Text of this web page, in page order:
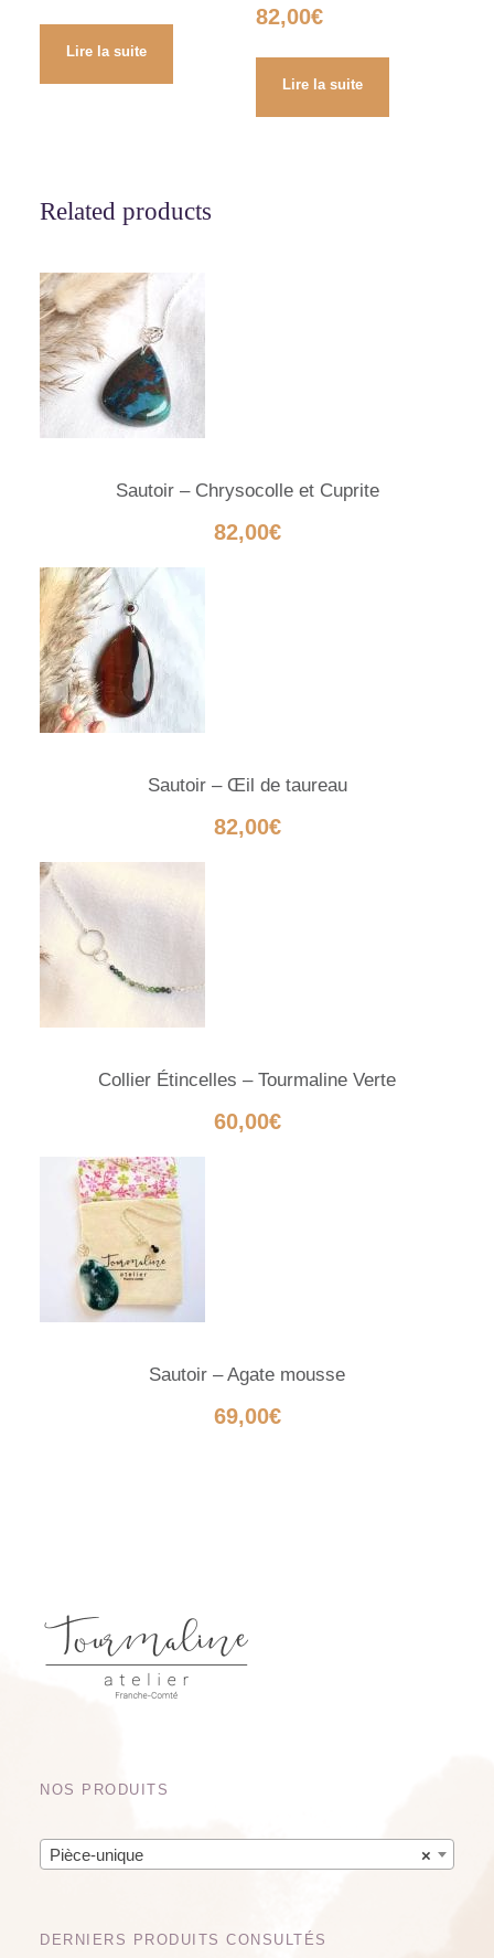
Lire la suite
82,00€
Lire la suite
Related products
Sautoir – Chrysocolle et Cuprite
82,00€
Sautoir – Œil de taureau
82,00€
Collier Étincelles – Tourmaline Verte
60,00€
Sautoir – Agate mousse
69,00€
NOS PRODUITS
×
Pièce-unique
DERNIERS PRODUITS CONSULTÉS